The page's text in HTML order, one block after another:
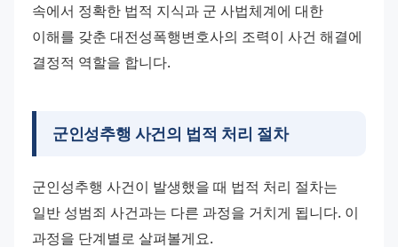
속에서 정확한 법적 지식과 군 사법체계에 대한
이해를 갖춘 대전성폭행변호사의 조력이 사건 해결에
결정적 역할을 합니다.
군인성추행 사건의 법적 처리 절차
군인성추행 사건이 발생했을 때 법적 처리 절차는
일반 성범죄 사건과는 다른 과정을 거치게 됩니다. 이
과정을 단계별로 살펴볼게요.